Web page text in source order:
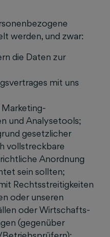
werden, und zwar:
die Daten zur
mit uns
und Analysetools;
gesetzlicher
vollstreckbare
Anordnung
sein sollten;
Rechtsstreitigkeiten
oder unseren
oder Wirtschafts-
(gegenüber